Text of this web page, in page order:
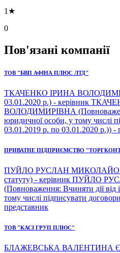
1★
0
Пов'язані компанії
ТОВ "БВП АФІНА ПЛЮС ЛТД"
ТКАЧЕНКО ІРИНА
03.01.2020 р.) - керівник
ВОЛОДИМИРІВНА
юридичної особи, у тому числі
03.01.2019 р. по 03.01.2020 р.)) -
ПРИВАТНЕ ПІДПРИЄМСТВО
ПУЙЛО РУСЛАН
статуту) - керівник ПУЙЛО
(Повноваження: Вчиняти дії від
тому числі підписувати
представник
ТОВ "КАСІ ГРУП ПЛЮС"
БЛАЖЕВСЬКА ВАЛЕНТИНА